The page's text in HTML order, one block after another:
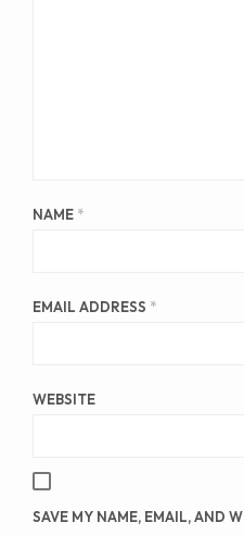
NAME *
EMAIL ADDRESS *
WEBSITE
SAVE MY NAME, EMAIL, AND